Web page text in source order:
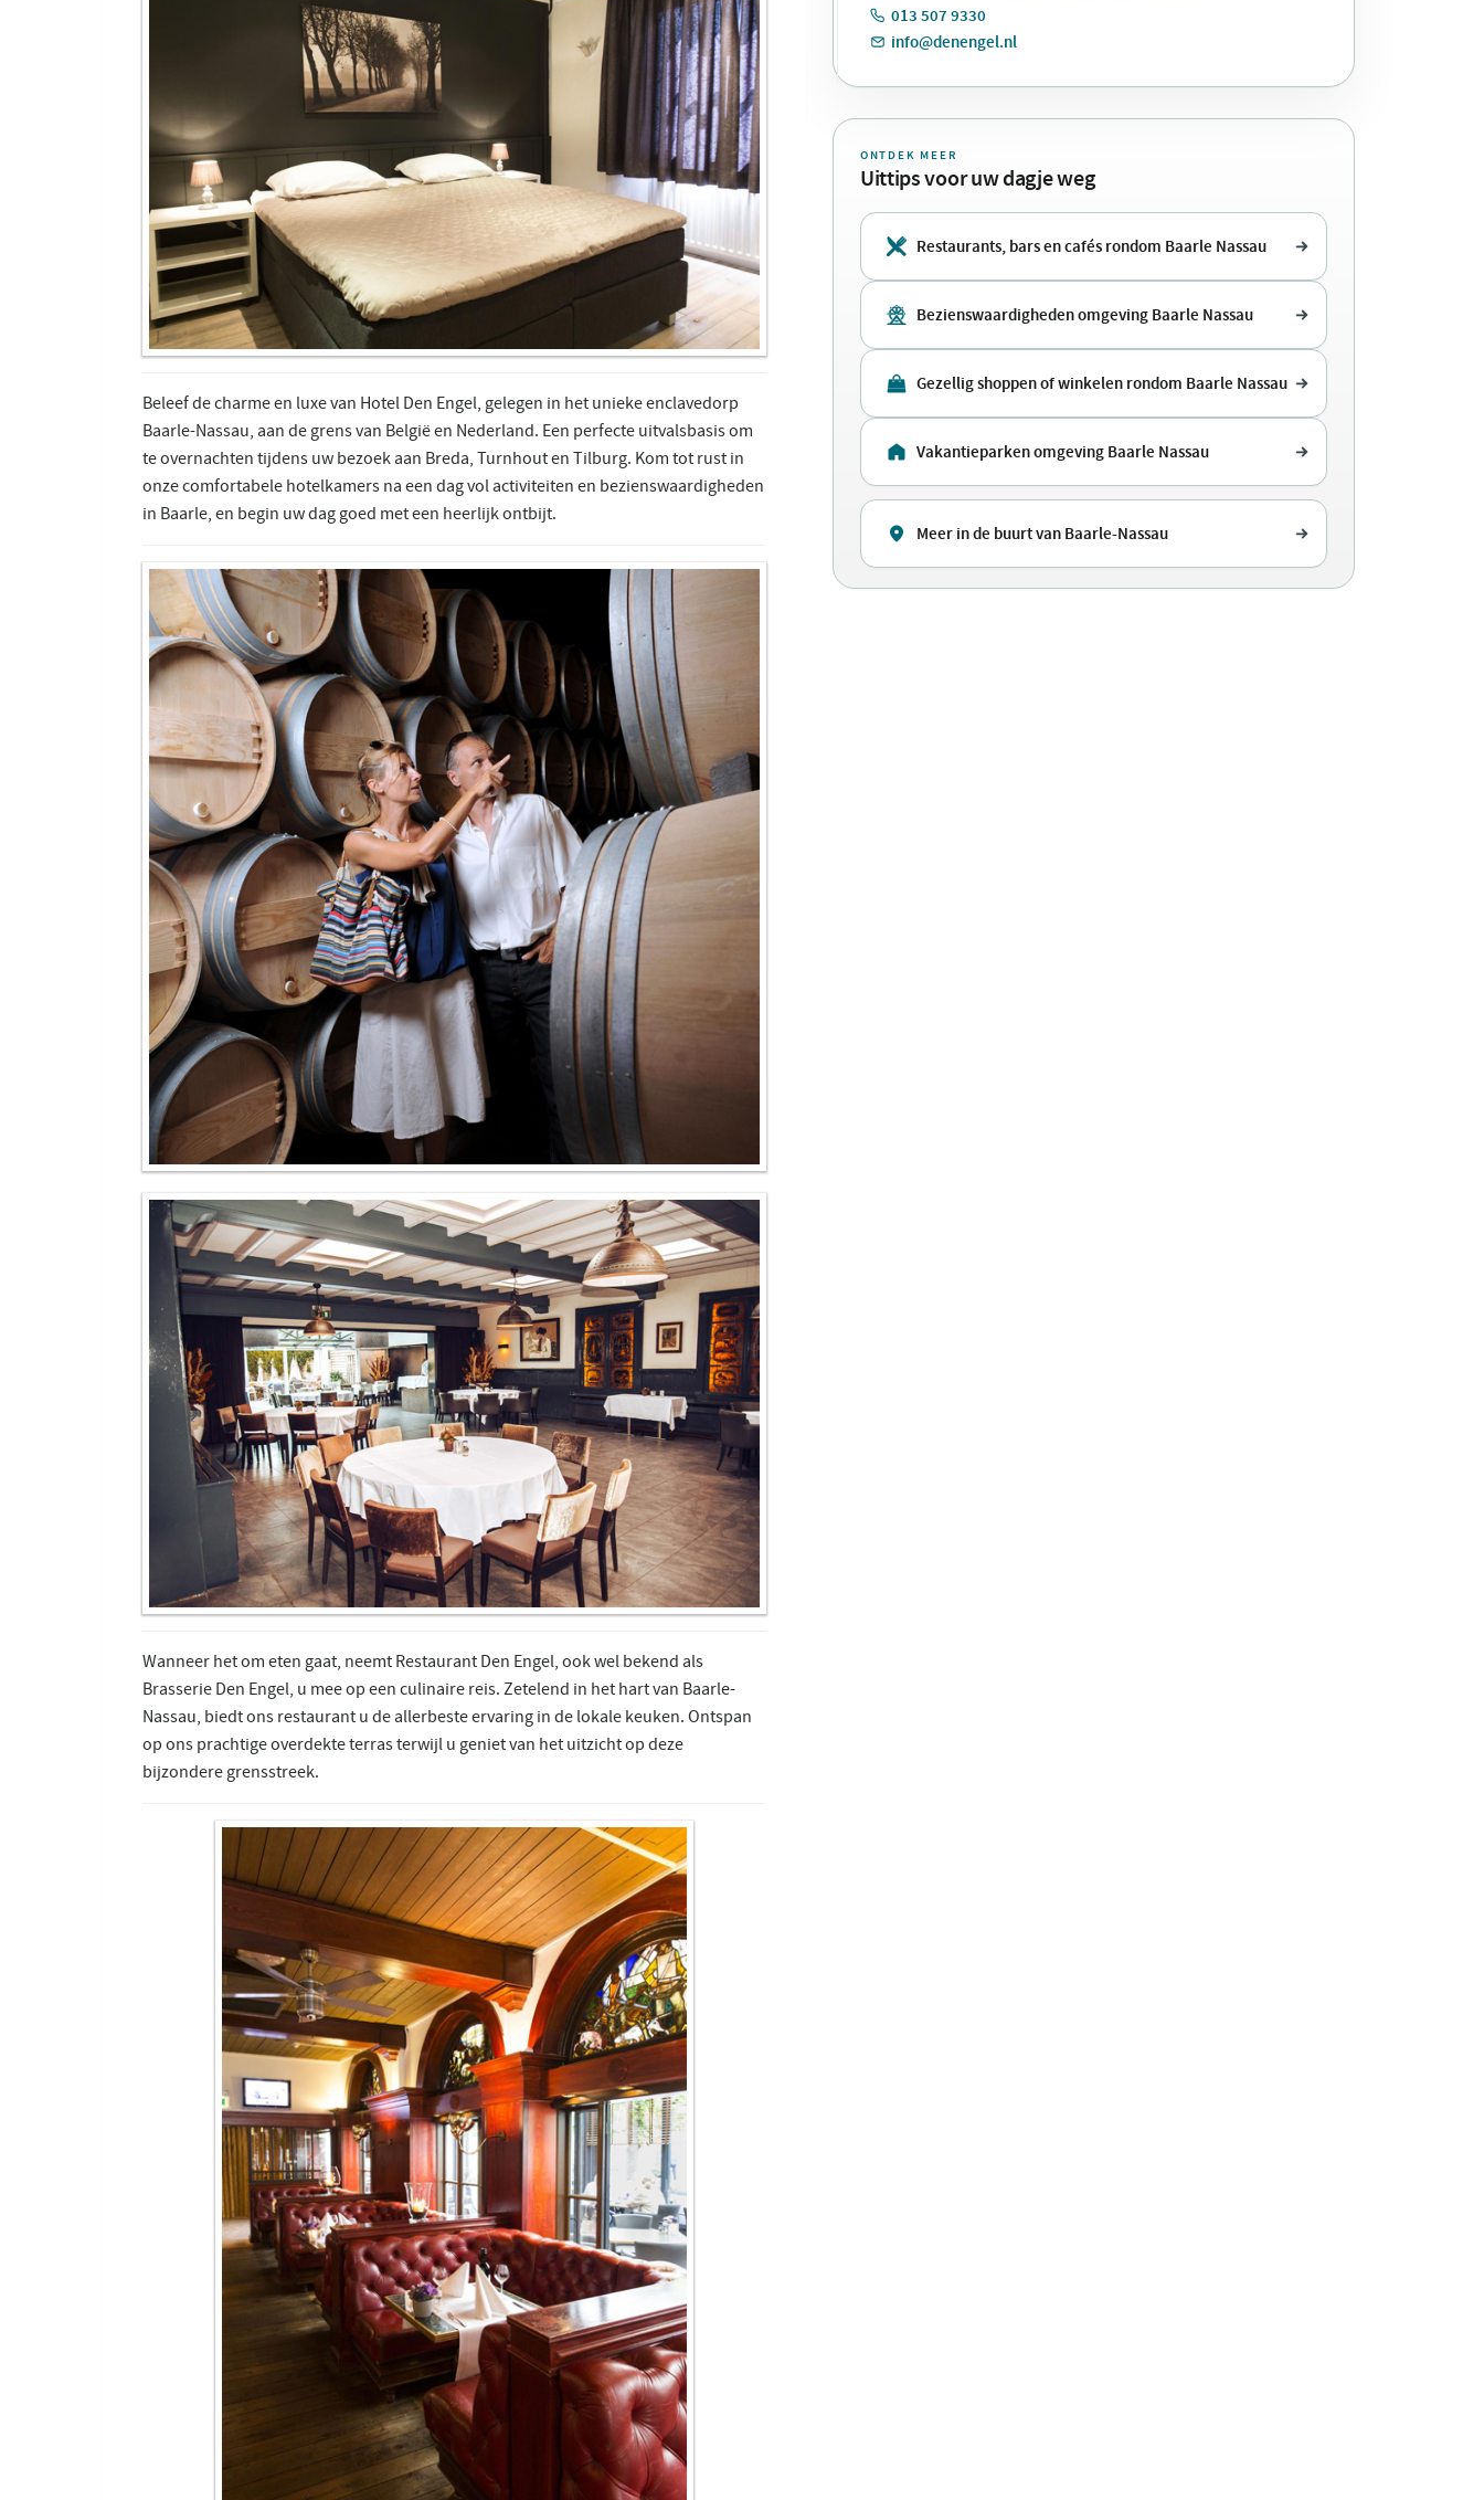
Beleef de charme en luxe van Hotel Den Engel, gelegen in het unieke enclavedorp
Baarle-Nassau, aan de grens van België en Nederland. Een perfecte uitvalsbasis om
te overnachten tijdens uw bezoek aan Breda, Turnhout en Tilburg. Kom tot rust in
onze comfortabele hotelkamers na een dag vol activiteiten en bezienswaardigheden
in Baarle, en begin uw dag goed met een heerlijk ontbijt.
Wanneer het om eten gaat, neemt Restaurant Den Engel, ook wel bekend als
Brasserie Den Engel, u mee op een culinaire reis. Zetelend in het hart van Baarle-
Nassau, biedt ons restaurant u de allerbeste ervaring in de lokale keuken. Ontspan
op ons prachtige overdekte terras terwijl u geniet van het uitzicht op deze
bijzondere grensstreek.
013 507 9330
info@denengel.nl
ONTDEK MEER
Uittips voor uw dagje weg
Restaurants, bars en cafés rondom Baarle Nassau
Bezienswaardigheden omgeving Baarle Nassau
Gezellig shoppen of winkelen rondom Baarle Nassau
Vakantieparken omgeving Baarle Nassau
Meer in de buurt van Baarle-Nassau